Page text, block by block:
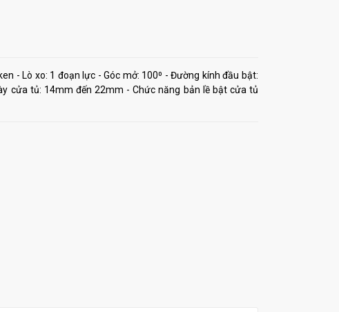
- Lò xo: 1 đoạn lực - Góc mở: 100⁰ - Đường kính đầu bật:
cửa tủ: 14mm đến 22mm - Chức năng bản lề bật cửa tủ